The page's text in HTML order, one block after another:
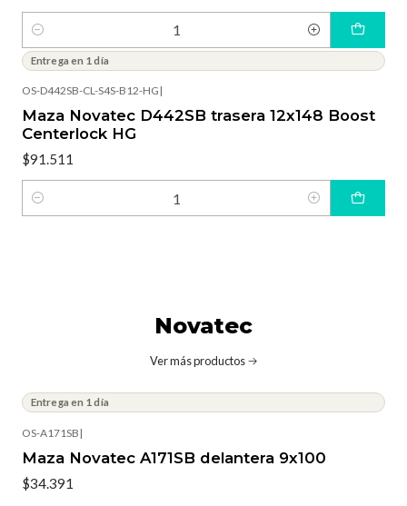
Cantidad
Entrega en 1 día
OS-D442SB-CL-S4S-B12-HG |
Maza Novatec D442SB trasera 12x148 Boost
Centerlock HG
$91.511
Cantidad
Novatec
Ver más productos
Entrega en 1 día
OS-A171SB |
Maza Novatec A171SB delantera 9x100
$34.391